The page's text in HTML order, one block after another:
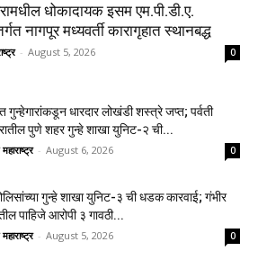
धोकादायक इसम एम.पी.डी.ए.
नागपूर मध्यवर्ती कारागृहात स्थानबद्ध
- August 5, 2026 0
गुन्हेगारांकडून धारदार लोखंडी शस्त्रे जप्त; पर्वती
पुणे शहर गुन्हे शाखा युनिट-२ ची...
- August 6, 2026 0
गुन्हे शाखा युनिट-३ ची धडक कारवाई; गंभीर
पाहिजे आरोपी ३ गावठी...
- August 5, 2026 0